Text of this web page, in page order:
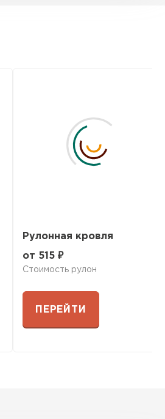
Рулонная кровля
от 515 ₽
Стоимость рулон
ПЕРЕЙТИ